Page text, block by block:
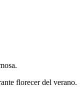
florecer del verano.